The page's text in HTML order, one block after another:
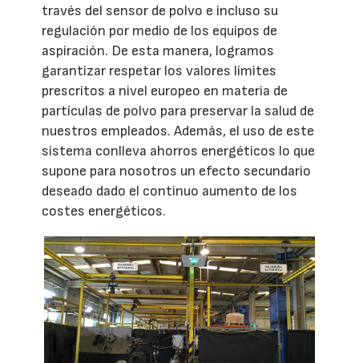
través del sensor de polvo e incluso su
regulación por medio de los equipos de
aspiración. De esta manera, logramos
garantizar respetar los valores límites
prescritos a nivel europeo en materia de
partículas de polvo para preservar la salud de
nuestros empleados. Además, el uso de este
sistema conlleva ahorros energéticos lo que
supone para nosotros un efecto secundario
deseado dado el continuo aumento de los
costes energéticos.